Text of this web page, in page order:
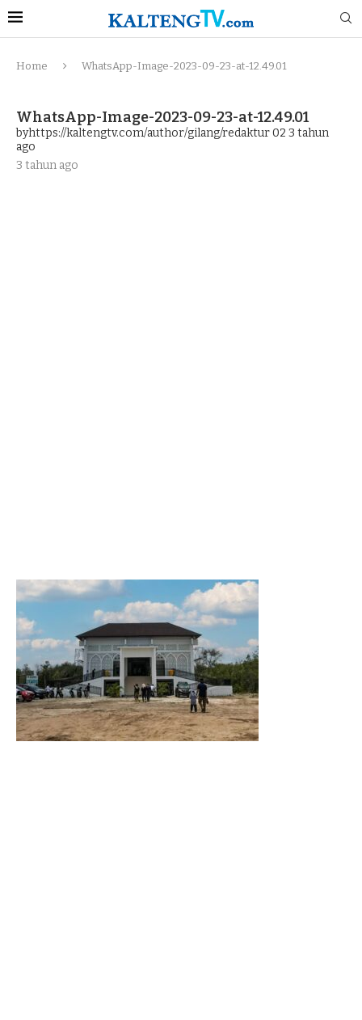
Home WhatsApp-Image-2023-09-23-at-12.49.01
WhatsApp-Image-2023-09-23-at-12.49.01
byhttps://kaltengtv.com/author/gilang/redaktur 02 3 tahun
ago
3 tahun ago